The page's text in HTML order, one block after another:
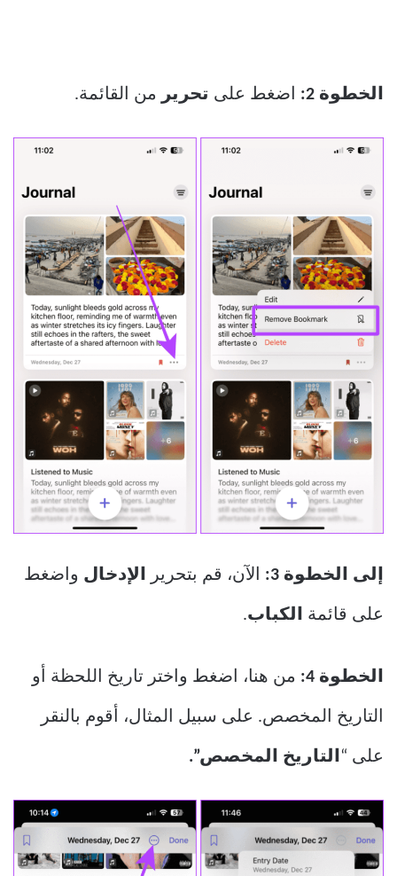
الخطوة 2: اضغط على تحرير من القائمة.
إلى الخطوة 3: الآن، قم بتحرير الإدخال واضغط
على قائمة الكباب.
الخطوة 4: من هنا، اضغط واختر تاريخ اللحظة أو
التاريخ المخصص. على سبيل المثال، أقوم بالنقر
على “ التاريخ المخصص”.